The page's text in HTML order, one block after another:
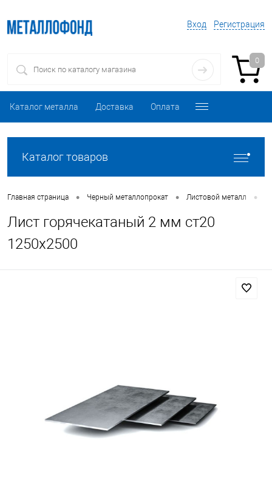
Вход Регистрация
0
Каталог металла Доставка Оплата
Каталог товаров
Главная страница • Черный металлопрокат • Листовой металл •
Лист горячекатаный 2 мм ст20
1250х2500